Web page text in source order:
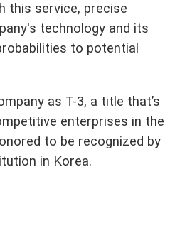
this service, precise
technology and its
to potential
as T-3, a title that’s
enterprises in the
to be recognized by
in Korea.